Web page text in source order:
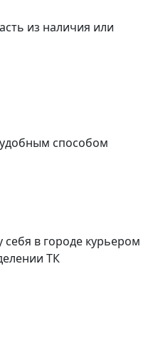
из наличия или
способом
себя в городе курьером
ТК